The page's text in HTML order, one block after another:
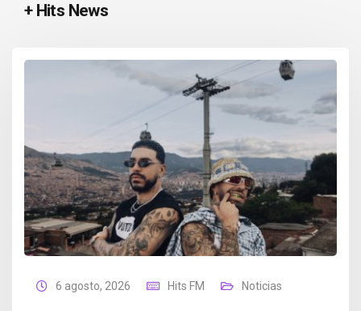
+ Hits News
6 agosto, 2026 Hits FM Noticias